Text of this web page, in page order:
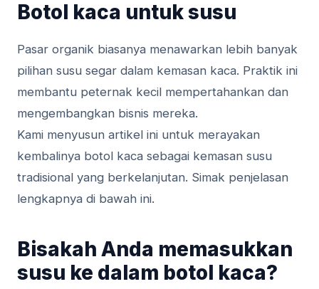
Botol kaca untuk susu
Pasar organik biasanya menawarkan lebih banyak
pilihan susu segar dalam kemasan kaca. Praktik ini
membantu peternak kecil mempertahankan dan
mengembangkan bisnis mereka.
Kami menyusun artikel ini untuk merayakan
kembalinya botol kaca sebagai kemasan susu
tradisional yang berkelanjutan. Simak penjelasan
lengkapnya di bawah ini.
Bisakah Anda memasukkan
susu ke dalam botol kaca?